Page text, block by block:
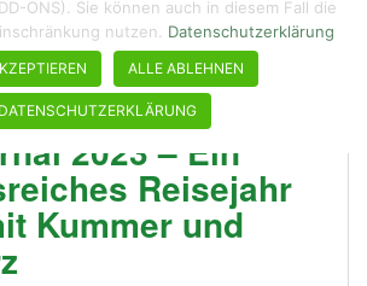
2023 – Ein
Reisejahr
Kummer und
ONS). Sie können auch in diesem Fall die
nutzen. Datenschutzerklärung
ALLE ABLEHNEN
DATENSCHUTZERKLÄRUNG